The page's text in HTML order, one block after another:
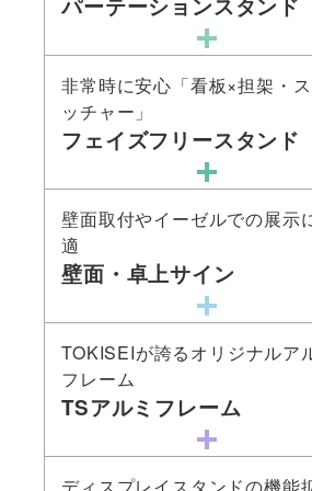
非常時に安心「看板×担架・
ッチャー」
フェイズフリースタンド
壁面取付やイーゼルでの展示
適
壁面・卓上サイン
TOKISEIが誇るオリジナルア
フレーム
TSアルミフレーム
ディスプレイスタンドの機能